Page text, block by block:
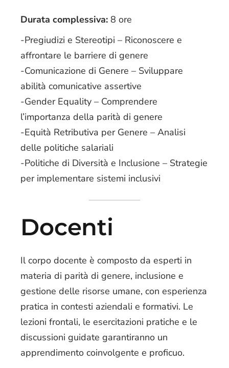
Durata complessiva: 8 ore
-Pregiudizi e Stereotipi – Riconoscere e
affrontare le barriere di genere
-Comunicazione di Genere – Sviluppare
abilità comunicative assertive
-Gender Equality – Comprendere
l’importanza della parità di genere
-Equità Retributiva per Genere – Analisi
delle politiche salariali
-Politiche di Diversità e Inclusione – Strategie
per implementare sistemi inclusivi
Docenti
Il corpo docente è composto da esperti in
materia di parità di genere, inclusione e
gestione delle risorse umane, con esperienza
pratica in contesti aziendali e formativi. Le
lezioni frontali, le esercitazioni pratiche e le
discussioni guidate garantiranno un
apprendimento coinvolgente e proficuo.